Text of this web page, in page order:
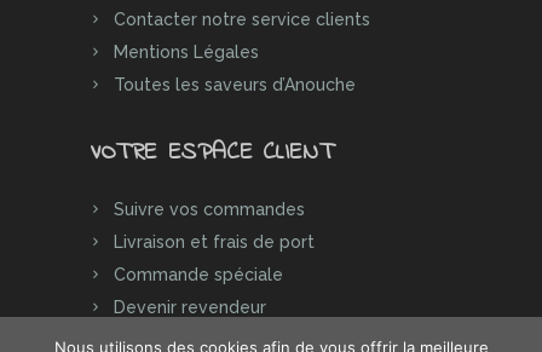
Contacter notre service clients
Mentions Légales
Toutes les saveurs d’Anouche
VOTRE ESPACE CLIENT
Suivre vos commandes
Livraison et frais de port
Commande spéciale
Devenir revendeur
Nous utilisons des cookies afin de vous offrir la meilleure